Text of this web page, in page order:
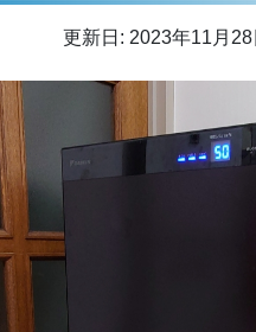
更新日: 2023年11月28